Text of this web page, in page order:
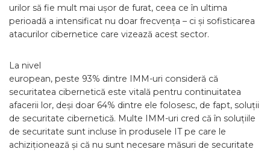
urilor să fie mult mai ușor de furat, ceea ce în ultima
perioadă a intensificat nu doar frecvența – ci și sofisticarea
atacurilor cibernetice care vizează acest sector.
La nivel
european, peste 93% dintre IMM-uri consideră că
securitatea cibernetică este vitală pentru continuitatea
afacerii lor, deși doar 64% dintre ele folosesc, de fapt, soluții
de securitate cibernetică. Multe IMM-uri cred că în soluțiile
de securitate sunt incluse în produsele IT pe care le
achiziționează și că nu sunt necesare măsuri de securitate